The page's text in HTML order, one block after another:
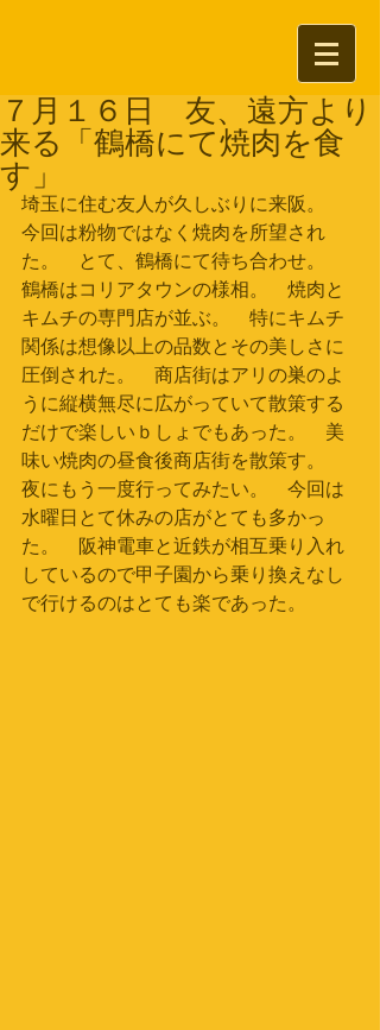
７月１６日 友、遠方より
来る「鶴橋にて焼肉を食
す」
埼玉に住む友人が久しぶりに来阪。
今回は粉物ではなく焼肉を所望され
た。　とて、鶴橋にて待ち合わせ。
鶴橋はコリアタウンの様相。　焼肉と
キムチの専門店が並ぶ。　特にキムチ
関係は想像以上の品数とその美しさに
圧倒された。　商店街はアリの巣のよ
うに縦横無尽に広がっていて散策する
だけで楽しいｂしょでもあった。　美
味い焼肉の昼食後商店街を散策す。
夜にもう一度行ってみたい。　今回は
水曜日とて休みの店がとても多かっ
た。　阪神電車と近鉄が相互乗り入れ
しているので甲子園から乗り換えなし
で行けるのはとても楽であった。